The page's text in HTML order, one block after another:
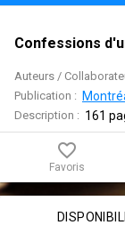
Confessions
Auteurs /
Publication :
Description : 161
favorite_border
Favoris
Contenu de